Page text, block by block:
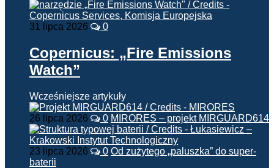
31 lipca 2026 0
Copernicus: „Fire Emissions
Watch”
Wcześniejsze artykuły
26 lipca 2026 0 MIRORES – projekt MIRGUARD614
23 lipca 2026 0 Od zużytego „paluszka” do super-
baterii